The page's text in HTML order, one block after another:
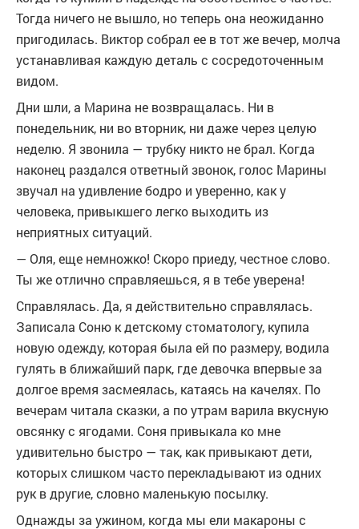
Тогда ничего не вышло, но теперь она неожиданно
пригодилась. Виктор собрал ее в тот же вечер, молча
устанавливая каждую деталь с сосредоточенным
видом.
Дни шли, а Марина не возвращалась. Ни в
понедельник, ни во вторник, ни даже через целую
неделю. Я звонила — трубку никто не брал. Когда
наконец раздался ответный звонок, голос Марины
звучал на удивление бодро и уверенно, как у
человека, привыкшего легко выходить из
неприятных ситуаций.
— Оля, еще немножко! Скоро приеду, честное слово.
Ты же отлично справляешься, я в тебе уверена!
Справлялась. Да, я действительно справлялась.
Записала Соню к детскому стоматологу, купила
новую одежду, которая была ей по размеру, водила
гулять в ближайший парк, где девочка впервые за
долгое время засмеялась, катаясь на качелях. По
вечерам читала сказки, а по утрам варила вкусную
овсянку с ягодами. Соня привыкала ко мне
удивительно быстро — так, как привыкают дети,
которых слишком часто перекладывают из одних
рук в другие, словно маленькую посылку.
Однажды за ужином, когда мы ели макароны с